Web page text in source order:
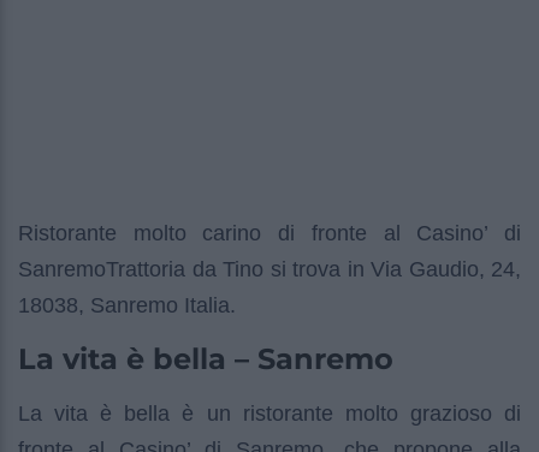
Ristorante molto carino di fronte al Casino’ di
SanremoTrattoria da Tino si trova in Via Gaudio, 24,
18038, Sanremo Italia.
La vita è bella – Sanremo
La vita è bella è un ristorante molto grazioso di